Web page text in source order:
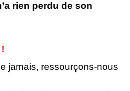
rien perdu de son
jamais, ressourçons-nous